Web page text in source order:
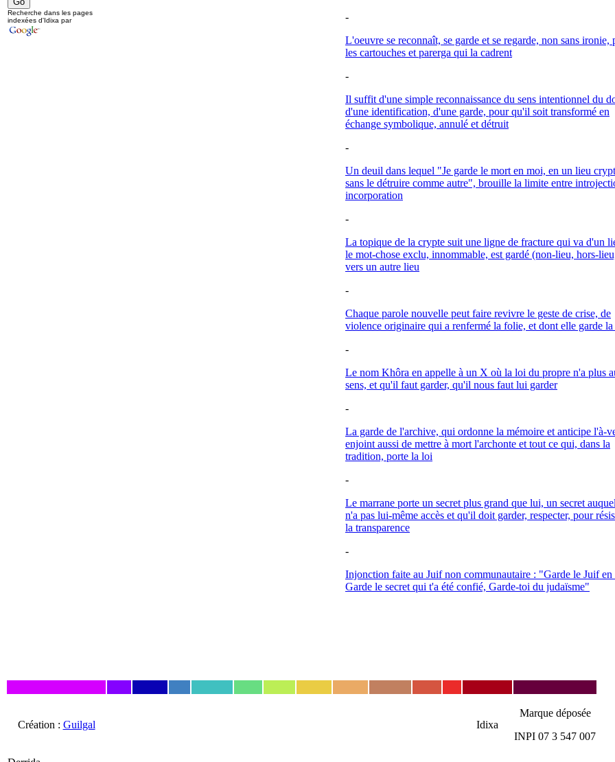
-
L'oeuvre se reconnaît, se garde et se regarde, non sans ironie,
les cartouches et parerga qui la cadrent
-
Il suffit d'une simple reconnaissance du sens intentionnel du
d'une identification, d'une garde, pour qu'il soit transformé en
échange symbolique, annulé et détruit
-
Un deuil dans lequel "Je garde le mort en moi, en un lieu
sans le détruire comme autre", brouille la limite entre
incorporation
-
La topique de la crypte suit une ligne de fracture qui va d'un
le mot-chose exclu, innommable, est gardé (non-lieu, hors-
vers un autre lieu
-
Chaque parole nouvelle peut faire revivre le geste de crise, de
violence originaire qui a renfermé la folie, et dont elle garde la
-
Le nom Khôra en appelle à un X où la loi du propre n'a plus
sens, et qu'il faut garder, qu'il nous faut lui garder
-
La garde de l'archive, qui ordonne la mémoire et anticipe l'à-
enjoint aussi de mettre à mort l'archonte et tout ce qui, dans la
tradition, porte la loi
-
Le marrane porte un secret plus grand que lui, un secret
n'a pas lui-même accès et qu'il doit garder, respecter, pour
la transparence
-
Injonction faite au Juif non communautaire : "Garde le Juif en
Garde le secret qui t'a été confié, Garde-toi du judaïsme"
Recherche dans les pages
indexées d'Idixa par
Création : Guilgal Idixa
Marque déposée
INPI 07 3 547 007